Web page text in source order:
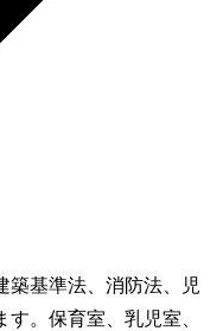
築基準法、消防法、児
。保育室、乳児室、